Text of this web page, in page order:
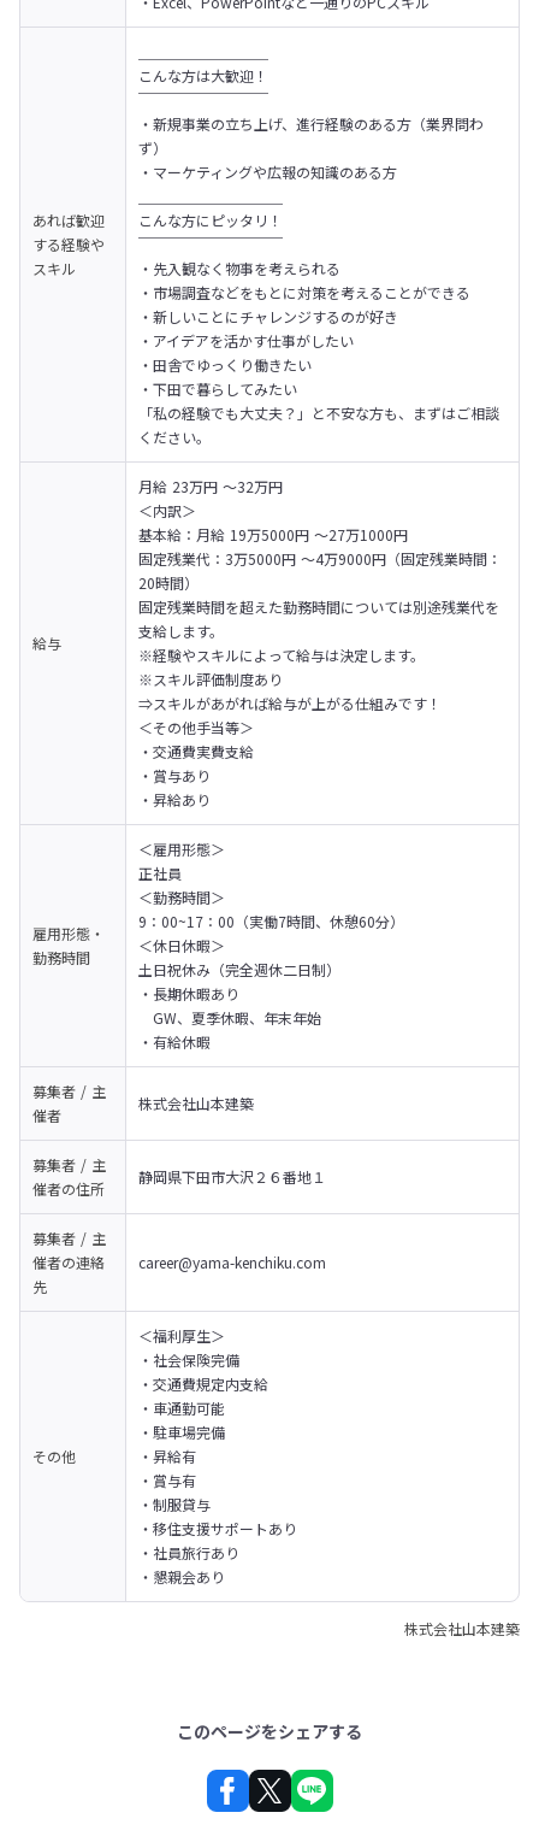
あれば歓迎
する経験や
スキル
こんな方は大歓迎！
￣￣￣￣￣￣￣￣￣
・新規事業の立ち上げ、進行経験のある方（業界問わ
ず）
・マーケティングや広報の知識のある方
こんな方にピッタリ！
￣￣￣￣￣￣￣￣￣￣
・先入観なく物事を考えられる
・市場調査などをもとに対策を考えることができる
・新しいことにチャレンジするのが好き
・アイデアを活かす仕事がしたい
・田舎でゆっくり働きたい
・下田で暮らしてみたい
「私の経験でも大丈夫？」と不安な方も、まずはご相談
ください。
給与
月給 23万円 〜32万円
＜内訳＞
基本給：月給 19万5000円 〜27万1000円
固定残業代：3万5000円 〜4万9000円（固定残業時間：
20時間）
固定残業時間を超えた勤務時間については別途残業代を
支給します。
※経験やスキルによって給与は決定します。
※スキル評価制度あり
⇒スキルがあがれば給与が上がる仕組みです！
＜その他手当等＞
・交通費実費支給
・賞与あり
・昇給あり
雇用形態・
勤務時間
＜雇用形態＞
正社員
＜勤務時間＞
9：00~17：00（実働7時間、休憩60分）
＜休日休暇＞
土日祝休み（完全週休二日制）
・長期休暇あり
GW、夏季休暇、年末年始
・有給休暇
募集者 / 主
催者
株式会社山本建築
募集者 / 主
催者の住所
静岡県下田市大沢２６番地１
募集者 / 主
催者の連絡
先
career@yama-kenchiku.com
その他
＜福利厚生＞
・社会保険完備
・交通費規定内支給
・車通勤可能
・駐車場完備
・昇給有
・賞与有
・制服貸与
・移住支援サポートあり
・社員旅行あり
・懇親会あり
株式会社山本建築
このページをシェアする